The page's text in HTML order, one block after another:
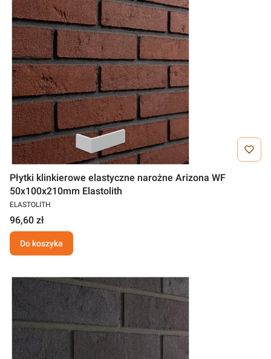
Płytki klinkierowe elastyczne narożne Arizona WF
50x100x210mm Elastolith
ELASTOLITH
96,60 zł
Do koszyka